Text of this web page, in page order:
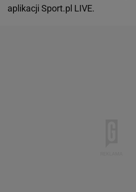
aplikacji Sport.pl LIVE.